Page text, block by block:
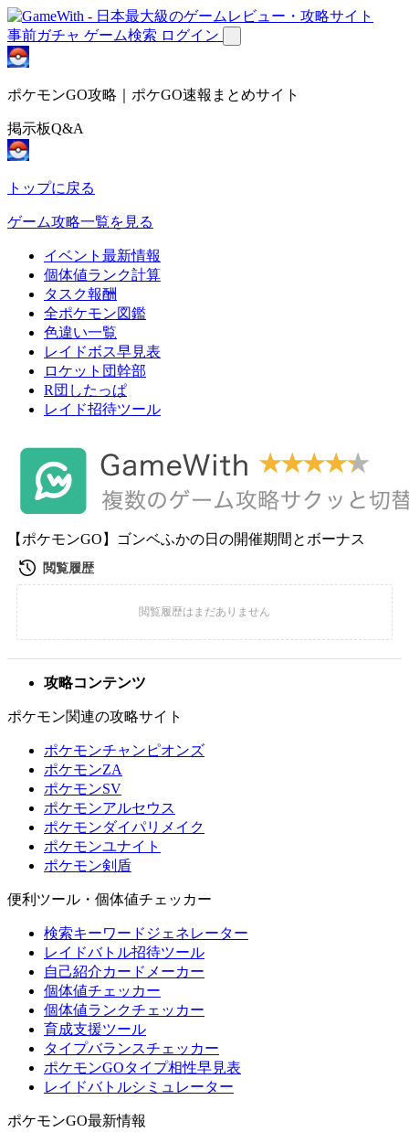
事前ガチャ ゲーム検索 ログイン
ポケモンGO攻略｜ポケGO速報まとめサイト
掲示板Q&A
トップに戻る
ゲーム攻略一覧を見る
イベント最新情報
個体値ランク計算
タスク報酬
全ポケモン図鑑
色違い一覧
レイドボス早見表
ロケット団幹部
R団したっぱ
レイド招待ツール
【ポケモンGO】ゴンベふかの日の開催期間とボーナス
攻略コンテンツ
ポケモン関連の攻略サイト
ポケモンチャンピオンズ
ポケモンZA
ポケモンSV
ポケモンアルセウス
ポケモンダイパリメイク
ポケモンユナイト
ポケモン剣盾
便利ツール・個体値チェッカー
検索キーワードジェネレーター
レイドバトル招待ツール
自己紹介カードメーカー
個体値チェッカー
個体値ランクチェッカー
育成支援ツール
タイプバランスチェッカー
ポケモンGOタイプ相性早見表
レイドバトルシミュレーター
ポケモンGO最新情報